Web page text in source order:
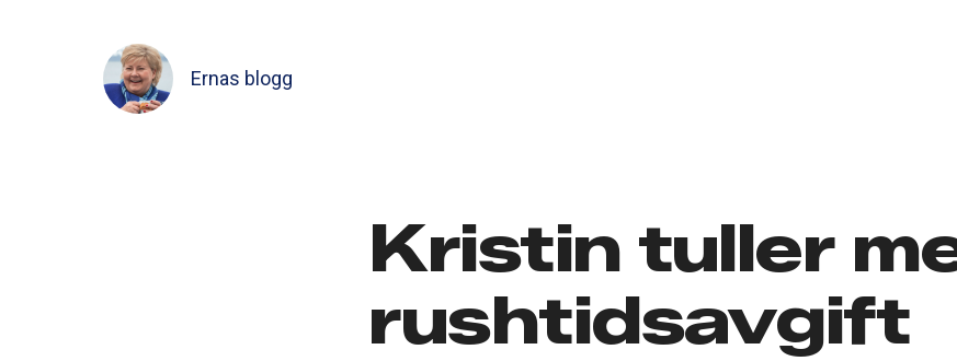
Ernas blogg
Kristin tuller
rushtidsavgift